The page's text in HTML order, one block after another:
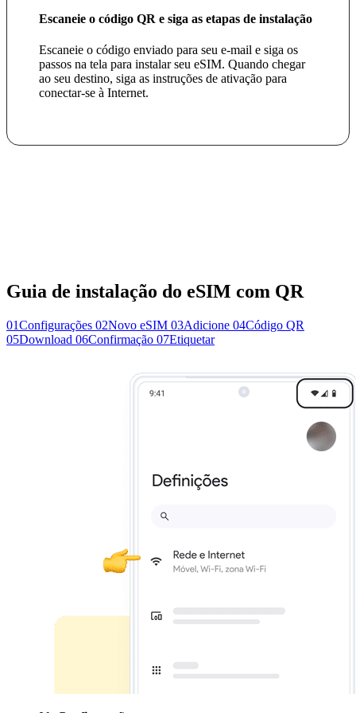
Escaneie o código QR e siga as etapas de instalação
Escaneie o código enviado para seu e-mail e siga os
passos na tela para instalar seu eSIM. Quando chegar
ao seu destino, siga as instruções de ativação para
conectar-se à Internet.
Guia de instalação do eSIM com QR
01Configurações 02Novo eSIM 03Adicione 04Código QR
05Download 06Confirmação 07Etiquetar